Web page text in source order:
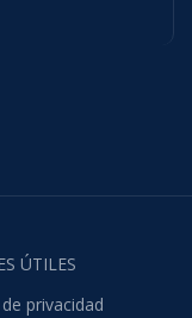
ÚTILES
privacidad